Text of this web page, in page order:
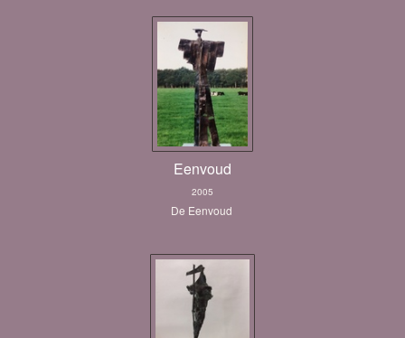
Eenvoud
2005
De Eenvoud